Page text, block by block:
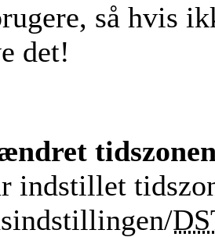
så hvis
det!
indstillet